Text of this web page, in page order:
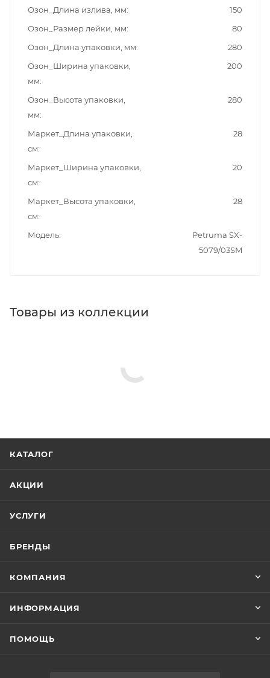
Озон_Длина излива, мм
150
Озон_Размер лейки, мм
80
Озон_Длина упаковки, мм
280
Озон_Ширина упаковки,
мм
200
Озон_Высота упаковки,
мм
280
Маркет_Длина упаковки,
см
28
Маркет_Ширина упаковки,
см
20
Маркет_Высота упаковки,
см
28
Модель
Petruma SX-
5079/03SM
Товары из коллекции
Полотенцедержатели
Стаканы для ванной